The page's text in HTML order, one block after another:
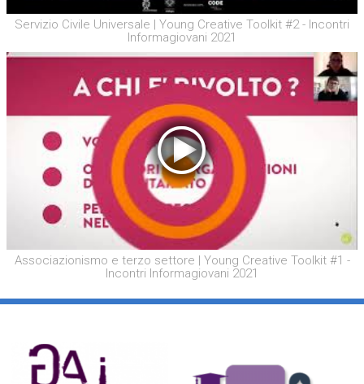
Servizio Civile Universale | Young Creative Toolkit #2 - Incontri
Informagiovani 2021
Associazionismo e terzo settore | Young Creative Toolkit #1 -
Incontri Informagiovani 2021